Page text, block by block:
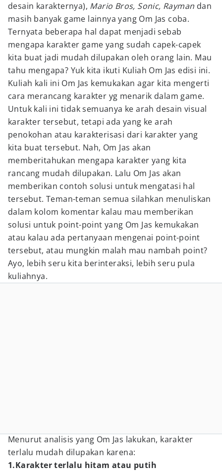
desain karakternya), Mario Bros, Sonic, Rayman dan
masih banyak game lainnya yang Om Jas coba.
Ternyata beberapa hal dapat menjadi sebab
mengapa karakter game yang sudah capek-capek
kita buat jadi mudah dilupakan oleh orang lain. Mau
tahu mengapa? Yuk kita ikuti Kuliah Om Jas edisi ini.
Kuliah kali ini Om Jas kemukakan agar kita mengerti
cara merancang karakter yg menarik dalam game.
Untuk kali ini tidak semuanya ke arah desain visual
karakter tersebut, tetapi ada yang ke arah
penokohan atau karakterisasi dari karakter yang
kita buat tersebut. Nah, Om Jas akan
memberitahukan mengapa karakter yang kita
rancang mudah dilupakan. Lalu Om Jas akan
memberikan contoh solusi untuk mengatasi hal
tersebut. Teman-teman semua silahkan menuliskan
dalam kolom komentar kalau mau memberikan
solusi untuk point-point yang Om Jas kemukakan
atau kalau ada pertanyaan mengenai point-point
tersebut, atau mungkin malah mau nambah point?
Ayo, lebih seru kita berinteraksi, lebih seru pula
kuliahnya.
Menurut analisis yang Om Jas lakukan, karakter
terlalu mudah dilupakan karena:
1.Karakter terlalu hitam atau putih